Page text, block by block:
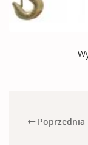
Poprzednia